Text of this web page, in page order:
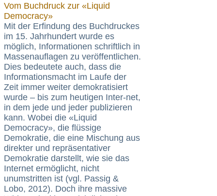
Vom Buchdruck zur «Liquid
Democracy»
Mit der Erfindung des Buchdruckes
im 15. Jahrhundert wurde es
möglich, Informationen schriftlich in
Massenauflagen zu veröffentlichen.
Dies bedeutete auch, dass die
Informationsmacht im Laufe der
Zeit immer weiter demokratisiert
wurde – bis zum heutigen Inter-net,
in dem jede und jeder publizieren
kann. Wobei die «Liquid
Democracy», die flüssige
Demokratie, die eine Mischung aus
direkter und repräsentativer
Demokratie darstellt, wie sie das
Internet ermöglicht, nicht
unumstritten ist (vgl. Passig &
Lobo, 2012). Doch ihre massive